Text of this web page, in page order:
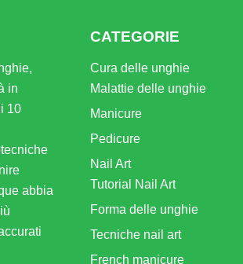
in
10
abbia
CATEGORIE
Cura delle unghie
Malattie delle unghie
Manicure
Pedicure
Nail Art
Tutorial Nail Art
Forma delle unghie
Tecniche nail art
French manicure